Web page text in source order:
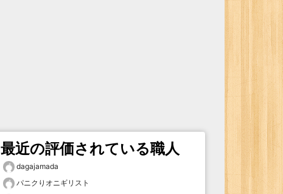
最近の評価されている職人
dagajamada
パニクりオニギリスト